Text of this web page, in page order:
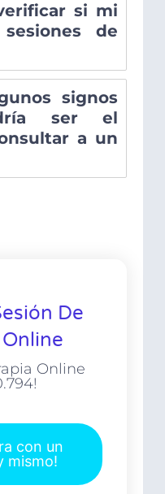
si mi
de
signos
ser el
a un
De
Online
con un
mismo!